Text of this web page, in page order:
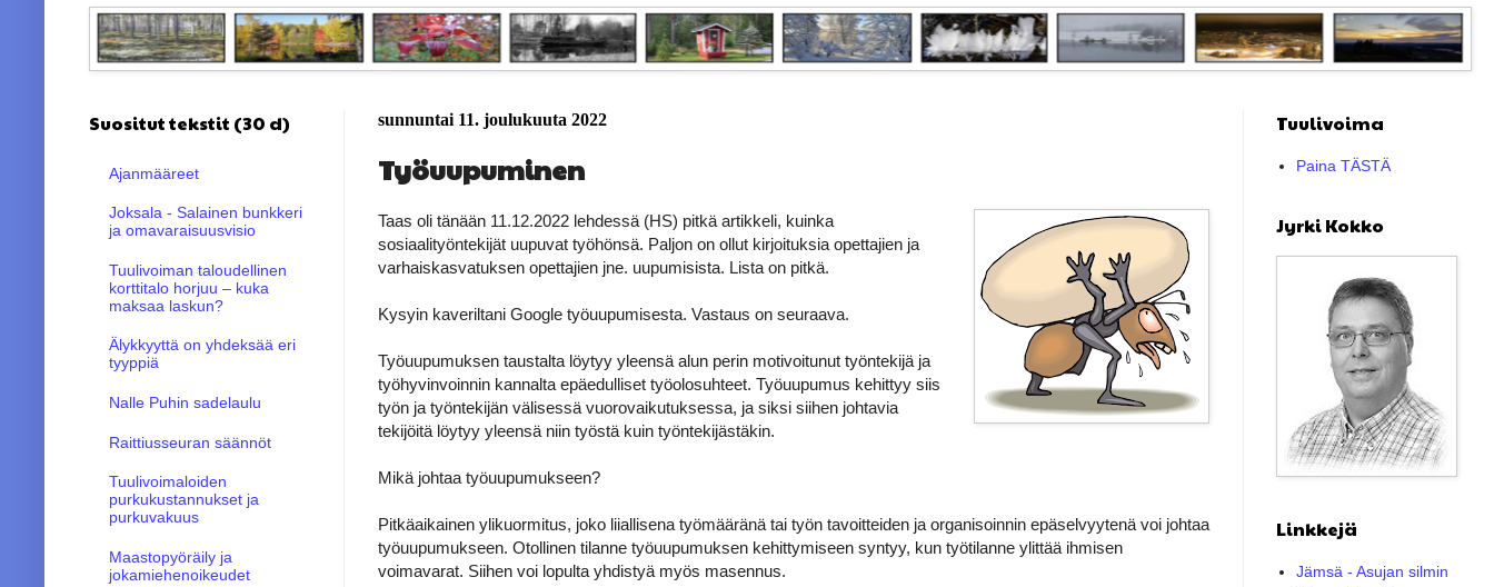
sunnuntai 11. joulukuuta 2022
Työuupuminen
Taas oli tänään 11.12.2022 lehdessä (HS) pitkä artikkeli, kuinka
sosiaalityöntekijät uupuvat työhönsä. Paljon on ollut kirjoituksia opettajien ja
varhaiskasvatuksen opettajien jne. uupumisista. Lista on pitkä.
Kysyin kaveriltani Google työuupumisesta. Vastaus on seuraava.
Työuupumuksen taustalta löytyy yleensä alun perin motivoitunut työntekijä ja
työhyvinvoinnin kannalta epäedulliset työolosuhteet. Työuupumus kehittyy siis
työn ja työntekijän välisessä vuorovaikutuksessa, ja siksi siihen johtavia
tekijöitä löytyy yleensä niin työstä kuin työntekijästäkin.
Mikä johtaa työuupumukseen?
Pitkäaikainen ylikuormitus, joko liiallisena työmääränä tai työn tavoitteiden ja organisoinnin epäselvyytenä voi johtaa
työuupumukseen. Otollinen tilanne työuupumuksen kehittymiseen syntyy, kun työtilanne ylittää ihmisen
voimavarat. Siihen voi lopulta yhdistyä myös masennus.
Suositut tekstit (30 d)
Ajanmääreet
Joksala - Salainen bunkkeri
ja omavaraisuusvisio
Tuulivoiman taloudellinen
korttitalo horjuu – kuka
maksaa laskun?
Älykkyyttä on yhdeksää eri
tyyppiä
Nalle Puhin sadelaulu
Raittiusseuran säännöt
Tuulivoimaloiden
purkukustannukset ja
purkuvakuus
Maastopyöräily ja
jokamiehenoikeudet
Tuulivoima
Paina TÄSTÄ
Jyrki Kokko
Linkkejä
Jämsä - Asujan silmin